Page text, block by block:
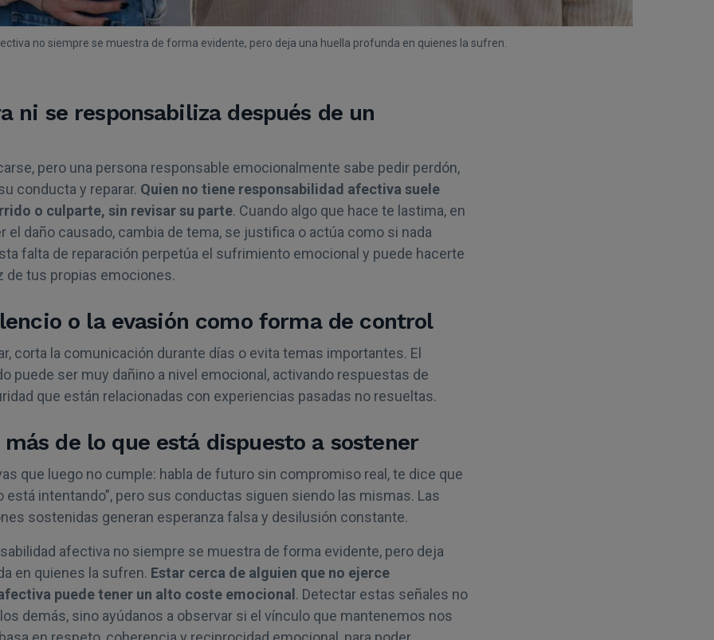
no siempre se muestra de forma evidente, pero deja una huella profunda en quienes la sufren.
ni se responsabiliza después de un
pero una persona responsable emocionalmente sabe pedir perdón,
conducta y reparar. Quien no tiene responsabilidad afectiva suele
o culparte, sin revisar su parte. Cuando algo que hace te lastima, en
el daño causado, cambia de tema, se justifica o actúa como si nada
falta de reparación perpetúa el sufrimiento emocional y puede hacerte
de tus propias emociones.
o la evasión como forma de control
corta la comunicación durante días o evita temas importantes. El
puede ser muy dañino a nivel emocional, activando respuestas de
que están relacionadas con experiencias pasadas no resueltas.
de lo que está dispuesto a sostener
que luego no cumple: habla de futuro sin compromiso real, te dice que
está intentando”, pero sus conductas siguen siendo las mismas. Las
sostenidas generan esperanza falsa y desilusión constante.
afectiva no siempre se muestra de forma evidente, pero deja
en quienes la sufren. Estar cerca de alguien que no ejerce
puede tener un alto coste emocional. Detectar estas señales no
demás, sino ayúdanos a observar si el vínculo que mantenemos nos